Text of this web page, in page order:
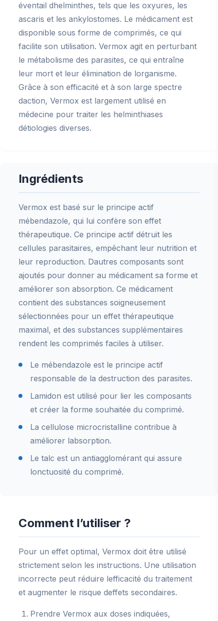
éventail dhelminthes, tels que les oxyures, les
ascaris et les ankylostomes. Le médicament est
disponible sous forme de comprimés, ce qui
facilite son utilisation. Vermox agit en perturbant
le métabolisme des parasites, ce qui entraîne
leur mort et leur élimination de lorganisme.
Grâce à son efficacité et à son large spectre
daction, Vermox est largement utilisé en
médecine pour traiter les helminthiases
détiologies diverses.
Ingrédients
Vermox est basé sur le principe actif
mébendazole, qui lui confère son effet
thérapeutique. Ce principe actif détruit les
cellules parasitaires, empêchant leur nutrition et
leur reproduction. Dautres composants sont
ajoutés pour donner au médicament sa forme et
améliorer son absorption. Ce médicament
contient des substances soigneusement
sélectionnées pour un effet thérapeutique
maximal, et des substances supplémentaires
rendent les comprimés faciles à utiliser.
Le mébendazole est le principe actif
responsable de la destruction des parasites.
Lamidon est utilisé pour lier les composants
et créer la forme souhaitée du comprimé.
La cellulose microcristalline contribue à
améliorer labsorption.
Le talc est un antiagglomérant qui assure
lonctuosité du comprimé.
Comment l’utiliser ?
Pour un effet optimal, Vermox doit être utilisé
strictement selon les instructions. Une utilisation
incorrecte peut réduire lefficacité du traitement
et augmenter le risque deffets secondaires.
Prendre Vermox aux doses indiquées,